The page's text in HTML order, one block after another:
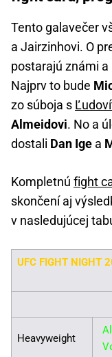
Tento galavečer
a Jairzinhovi. O
postarajú známi
Najprv to bude
zo súboja s
Almeidovi. No a
dostali Dan Ige a
Kompletnú fight
skončení aj
v nasledujúcej
UFC FIGHT NIGHT
Heavyweight